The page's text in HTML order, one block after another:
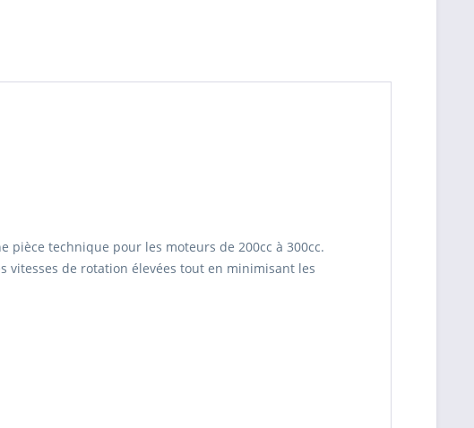
pièce technique pour les moteurs de 200cc à 300cc.
vitesses de rotation élevées tout en minimisant les